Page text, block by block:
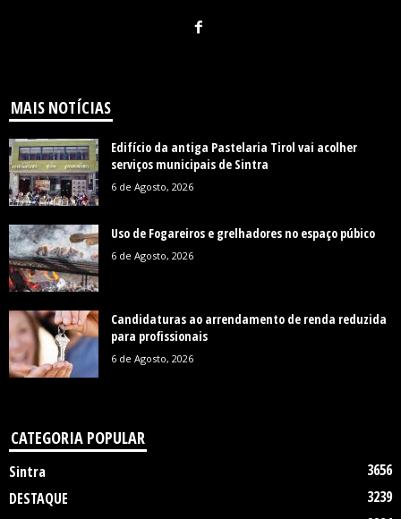
MAIS NOTÍCIAS
Edifício da antiga Pastelaria Tirol vai acolher
serviços municipais de Sintra
6 de Agosto, 2026
Uso de Fogareiros e grelhadores no espaço púbico
6 de Agosto, 2026
Candidaturas ao arrendamento de renda reduzida
para profissionais
6 de Agosto, 2026
CATEGORIA POPULAR
Sintra
3656
DESTAQUE
3239